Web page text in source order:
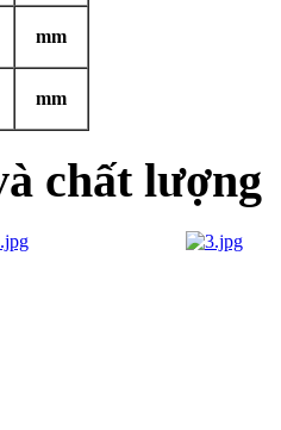
mm
mm
chất lượng